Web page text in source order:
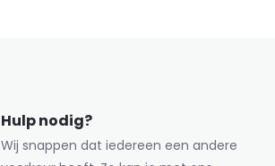
Hulp nodig?
Wij snappen dat iedereen een andere